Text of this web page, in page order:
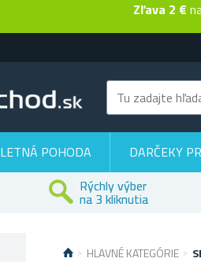
Zľava 2 €
LETNÁ POHODA DARČEKY
Rýchly výber
na 3 kliknutia
HLAVNÉ KATEGÓRIE